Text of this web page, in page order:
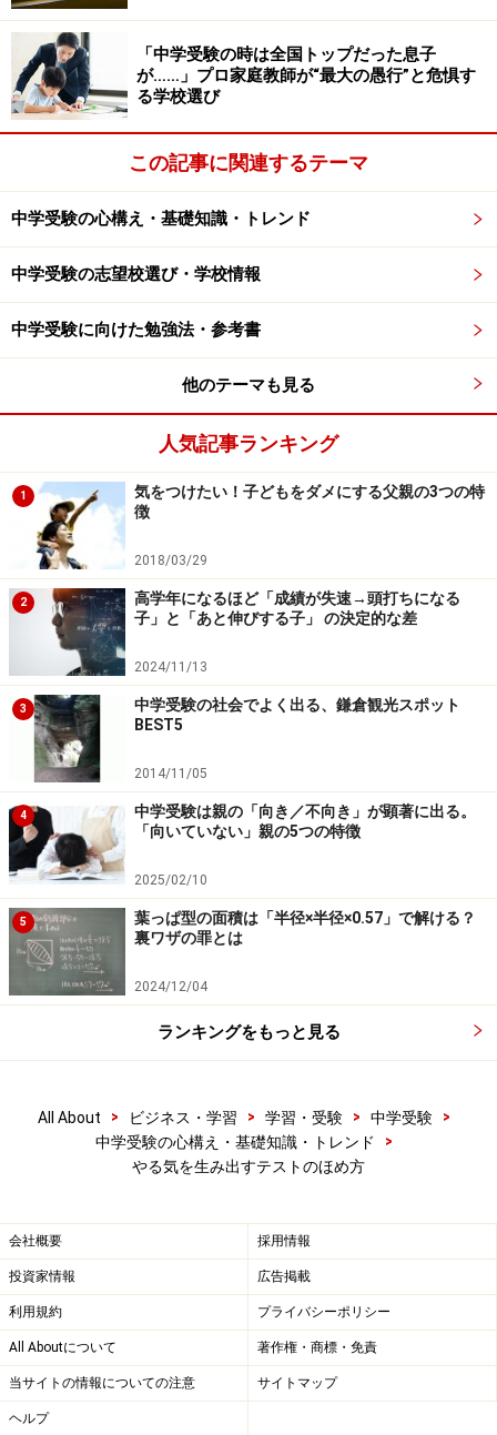
ん。大人だったら「こんなほめ方だったら白々しいので
は？」とか、「皮肉と取られるのではないだろうか？」
と思うようなほめ方でも、お子さんは大喜びします。そ
の喜びが、お子さんのやる気を生み出し、お子さんの成
※記事内容は執筆時点のものです。最新の内容をご確認くださ
い。
1/2
「中学受験の時は全国トップだった息子
が……」プロ家庭教師が“最大の愚行”と危惧す
る学校選び
この記事に関連するテーマ
中学受験の心構え・基礎知識・トレンド
中学受験の志望校選び・学校情報
中学受験に向けた勉強法・参考書
他のテーマも見る
人気記事ランキング
1
気をつけたい！子どもをダメにする父親の3つの特
徴
2018/03/29
2
高学年になるほど「成績が失速→頭打ちになる
子」と「あと伸びする子」 の決定的な差
2024/11/13
3
中学受験の社会でよく出る、鎌倉観光スポット
BEST5
2014/11/05
4
中学受験は親の「向き／不向き」が顕著に出る。
「向いていない」親の5つの特徴
2025/02/10
5
葉っぱ型の面積は「半径×半径×0.57」で解ける？
裏ワザの罪とは
2024/12/04
ランキングをもっと見る
All About > ビジネス・学習 > 学習・受験 > 中学受験
>
中学受験の心構え・基礎知識・トレンド
>
やる気を生み出すテストのほめ方
会社概要 採用情報
投資家情報 広告掲載
利用規約 プライバシーポリシー
All Aboutについて 著作権・商標・免責
当サイトの情報についての注意 サイトマップ
ヘルプ